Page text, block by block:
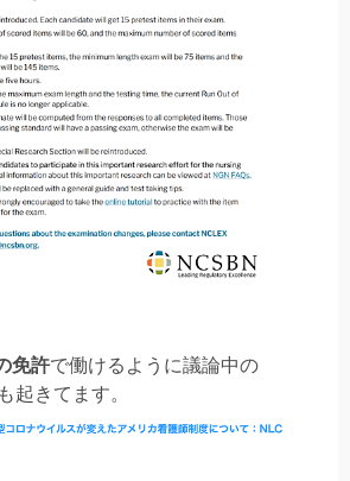
免許で働けるように議論中の
起きてます。